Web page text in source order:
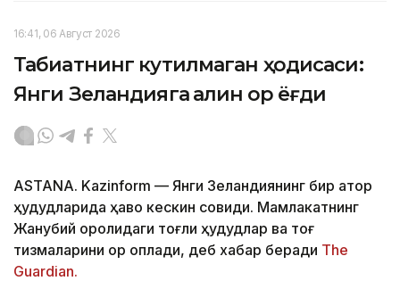
16:41, 06 Август 2026
Табиатнинг кутилмаган ҳодисаси:
Янги Зеландияга қалин қор ёғди
ASTANA. Kazinform — Янги Зеландиянинг бир қатор
ҳудудларида ҳаво кескин совиди. Мамлакатнинг
Жанубий оролидаги тоғли ҳудудлар ва тоғ
тизмаларини қор қоплади, деб хабар беради The
Guardian.